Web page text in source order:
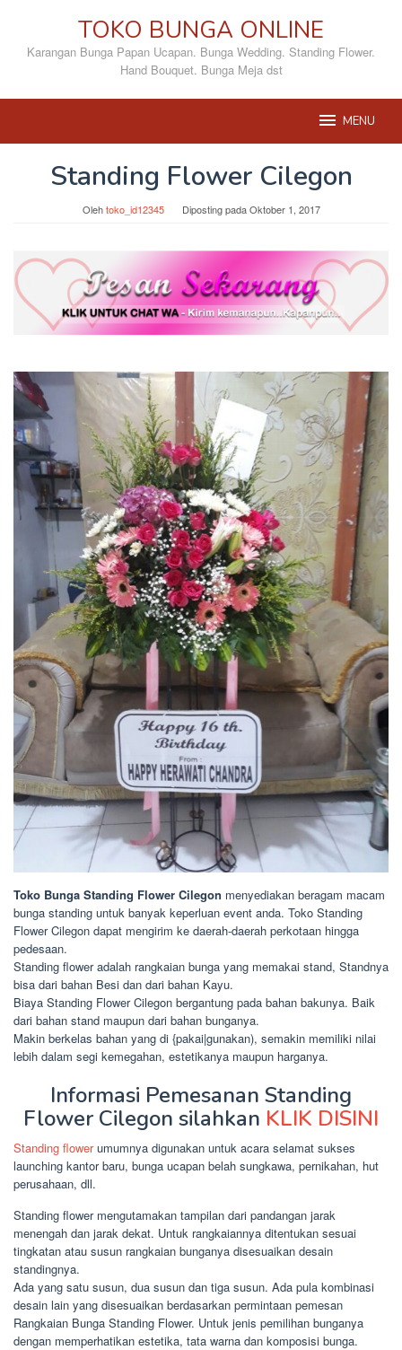
konten
TOKO BUNGA ONLINE
Karangan Bunga Papan Ucapan. Bunga Wedding. Standing Flower.
Hand Bouquet. Bunga Meja dst
MENU
Standing Flower Cilegon
Olehtoko_id12345 Diposting padaOktober 1, 2017
Toko Bunga Standing Flower Cilegon menyediakan beragam macam
bunga standing untuk banyak keperluan event anda. Toko Standing
Flower Cilegon dapat mengirim ke daerah-daerah perkotaan hingga
pedesaan.
Standing flower adalah rangkaian bunga yang memakai stand, Standnya
bisa dari bahan Besi dan dari bahan Kayu.
Biaya Standing Flower Cilegon bergantung pada bahan bakunya. Baik
dari bahan stand maupun dari bahan bunganya.
Makin berkelas bahan yang di {pakai|gunakan), semakin memiliki nilai
lebih dalam segi kemegahan, estetikanya maupun harganya.
Informasi Pemesanan Standing
Flower Cilegon silahkan KLIK DISINI
Standing flowerumumnya digunakan untuk acara selamat sukses
launching kantor baru, bunga ucapan belah sungkawa, pernikahan, hut
perusahaan, dll.
Standing flower mengutamakan tampilan dari pandangan jarak
menengah dan jarak dekat. Untuk rangkaiannya ditentukan sesuai
tingkatan atau susun rangkaian bunganya disesuaikan desain
standingnya.
Ada yang satu susun, dua susun dan tiga susun. Ada pula kombinasi
desain lain yang disesuaikan berdasarkan permintaan pemesan
Rangkaian Bunga Standing Flower. Untuk jenis pemilihan bunganya
dengan memperhatikan estetika, tata warna dan komposisi bunga.